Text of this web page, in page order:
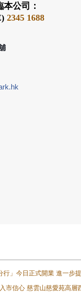
公司：
2345 1688
」今日正式開業 進一步
市信心 慈雲山慈愛苑高層